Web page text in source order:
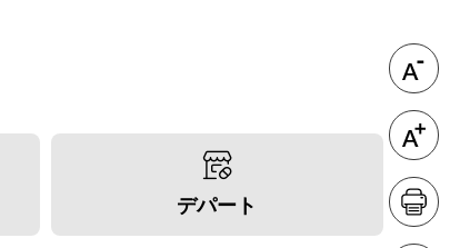
デパート